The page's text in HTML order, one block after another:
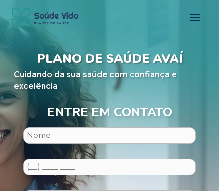
PLANO DE SAÚDE AVAÍ
Cuidando da sua saúde com confiança e
excelência
ENTRE EM CONTATO